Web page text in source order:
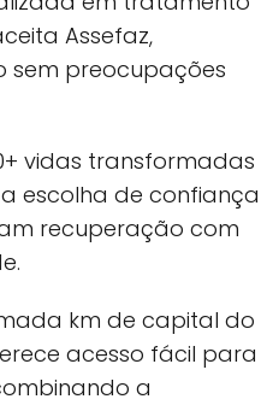
Assefaz,
sem preocupações
vidas transformadas
escolha de confiança
recuperação com
km de capital do
acesso fácil para
a